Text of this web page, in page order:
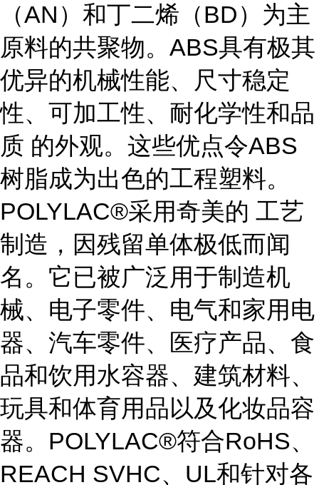
（AN）和丁二烯（BD）为主
原料的共聚物。ABS具有极其
优异的机械性能、尺寸稳定
性、可加工性、耐化学性和品
质 的外观。这些优点令ABS
树脂成为出色的工程塑料。
POLYLAC®采用奇美的 工艺
制造，因残留单体极低而闻
名。它已被广泛用于制造机
械、电子零件、电气和家用电
器、汽车零件、医疗产品、食
品和饮用水容器、建筑材料、
玩具和体育用品以及化妆品容
器。POLYLAC®符合RoHS、
REACH SVHC、UL和针对各